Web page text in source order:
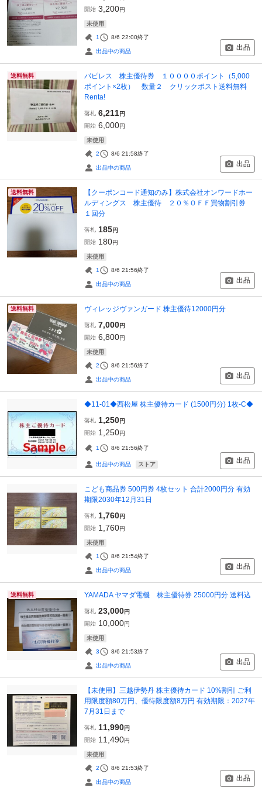
開始 3,200円
未使用
1 8/6 22:00終了
出品中の商品 出品
送料無料
パピレス 株主優待券 １００００ポイント（5,000
ポイント×2枚） 数量２ クリックポスト送料無料
Renta!
落札 6,211円
開始 6,000円
未使用
2 8/6 21:58終了
出品中の商品 出品
送料無料
【クーポンコード通知のみ】株式会社オンワードホー
ルディングス 株主優待 ２０％ＯＦＦ買物割引券
１回分
落札 185円
開始 180円
未使用
1 8/6 21:56終了
出品中の商品 出品
送料無料 ヴィレッジヴァンガード 株主優待12000円分
落札 7,000円
開始 6,800円
未使用
2 8/6 21:56終了
出品中の商品 出品
◆11-01◆西松屋 株主優待カード (1500円分) 1枚-C◆
落札 1,250円
開始 1,250円
1 8/6 21:56終了
出品中の商品 ストア 出品
こども商品券 500円券 4枚セット 合計2000円分 有効
期限2030年12月31日
落札 1,760円
開始 1,760円
未使用
1 8/6 21:54終了
出品中の商品 出品
送料無料 YAMADA ヤマダ電機 株主優待券 25000円分 送料込
落札 23,000円
開始 10,000円
未使用
3 8/6 21:53終了
出品中の商品 出品
【未使用】三越伊勢丹 株主優待カード 10%割引 ご利
用限度額80万円、優待限度額8万円 有効期限：2027年
7月31日まで
落札 11,990円
開始 11,490円
未使用
2 8/6 21:53終了
出品中の商品 出品